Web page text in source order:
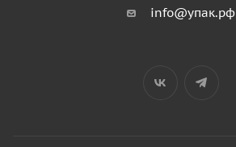
info@упак.рф